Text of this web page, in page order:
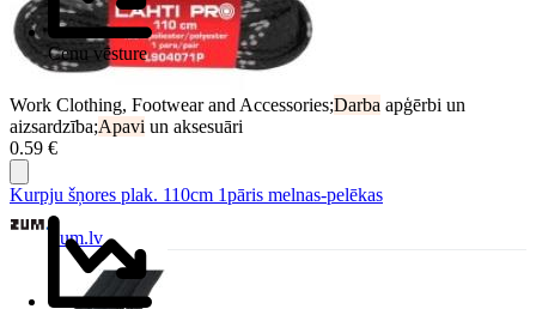
Cenu vēsture
Work Clothing, Footwear and Accessories;Darba apģērbi un
aizsardzība;Apavi un aksesuāri
0.59 €
Kurpju šņores plak. 110cm 1pāris melnas-pelēkas
Zum.lv